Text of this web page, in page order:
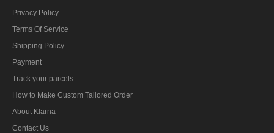
Privacy Policy
Terms Of Service
Shipping Policy
Payment
Track your parcels
How to Make Custom Tailored Order
About Klarna
Contact Us